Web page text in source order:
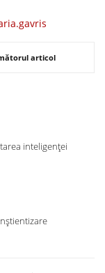
articol
inteligenței